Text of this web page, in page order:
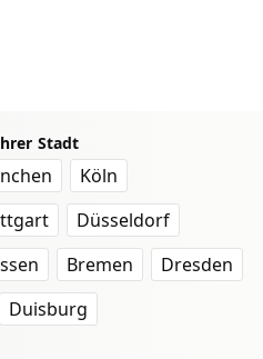
Stadt
Köln
Düsseldorf
Bremen
Dresden
Duisburg